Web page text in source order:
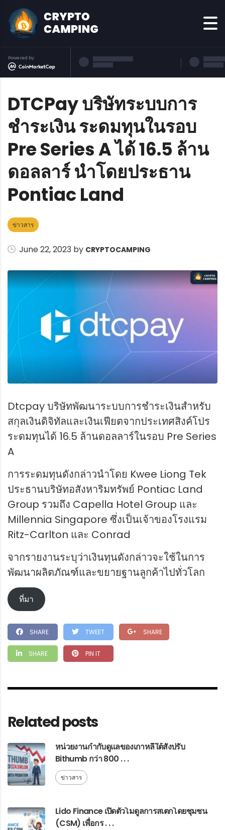
Powered by
DTCPay บริษัทระบบการ
ชำระเงิน ระดมทุนในรอบ
Pre Series A ได้ 16.5 ล้าน
ดอลลาร์ นำโดยประธาน
Pontiac Land
ข่าวสาร
June 22, 2023 by CRYPTOCAMPING
Dtcpay บริษัทพัฒนาระบบการชำระเงินสำหรับ
สกุลเงินดิจิทัลและเงินเฟียตจากประเทศสิงค์โปร
ระดมทุนได้ 16.5 ล้านดอลลาร์ในรอบ Pre Series
A
การระดมทุนดังกล่าวนำโดย Kwee Liong Tek
ประธานบริษัทอสังหาริมทรัพย์ Pontiac Land
Group รวมถึง Capella Hotel Group และ
Millennia Singapore ซึ่งเป็นเจ้าของโรงแรม
Ritz-Carlton และ Conrad
จากรายงานระบุว่าเงินทุนดังกล่าวจะใช้ในการ
พัฒนาผลิตภัณฑ์และขยายฐานลูกค้าไปทั่วโลก
ที่มา
SHARE TWEET SHARE
SHARE PIN IT
Related posts
หน่วยงานกำกับดูแลของเกาหลีใต้สั่งปรับ
Bithumb กว่า 800 . . .
ข่าวสาร
Lido Finance เปิดตัวโมดูลการสเตกโดยชุมชน
(CSM) เพื่อกร . . .